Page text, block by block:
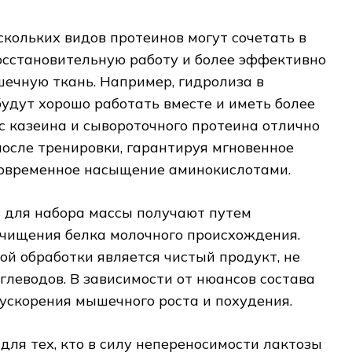
видов протеинов могут сочетать в
работу и более эффективно
ткань. Например, гидролиза в
хорошо работать вместе и иметь более
казеина и сывороточного протеина отлично
тренировки, гарантируя мгновенное
насыщение аминокислотами.
набора массы получают путем
белка молочного происхождения.
обработки является чистый продукт, не
В зависимости от нюансов состава
мышечного роста и похудения.
тех, кто в силу непереносимости лактозы